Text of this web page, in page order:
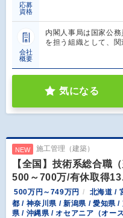
応募
資格
会社
概要
内閣⼈事局は国家公
を担う組織として、
気になる
NEW 施工管理（建築）
【全国】技術系総合職
500～700万/有休取得
500万円～749万円
北海道 /
都 / 神奈川県 / 新潟県 / 愛知県
県 / 沖縄県 / オセアニア（オー